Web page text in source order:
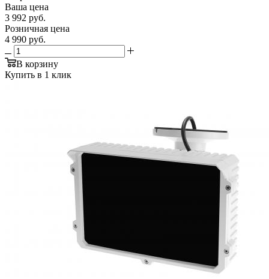
Ваша цена
3 992 руб.
Розничная цена
4 990 руб.
В корзину
Купить в 1 клик